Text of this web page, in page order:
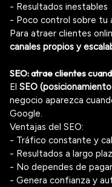
- Resultados inestables
- Poco control sobre tu
Para atraer clientes
canales propios y
SEO: atrae clientes
El SEO
negocio aparezca
Google.
Ventajas del SEO:
- Tráfico constante y
- Resultados a largo
- No dependes de
- Genera confianza y